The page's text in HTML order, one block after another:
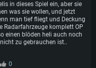
in dieses Spiel ein, aber sie
was sie wollen, und jetzt
man tief fliegt und Deckung
Radarfahrzeuge komplett OP
einen blöden heli auch noch
zu gebrauchen ist..
0